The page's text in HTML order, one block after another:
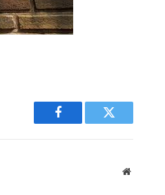
Facebook Twitter
Website